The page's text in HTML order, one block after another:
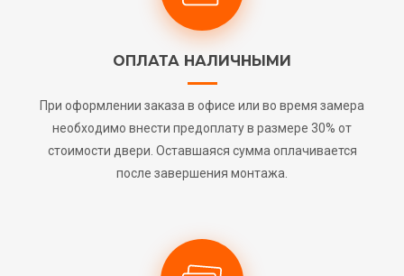
ОПЛАТА НАЛИЧНЫМИ
При оформлении заказа в офисе или во время замера
необходимо внести предоплату в размере 30% от
стоимости двери. Оставшаяся сумма оплачивается
после завершения монтажа.